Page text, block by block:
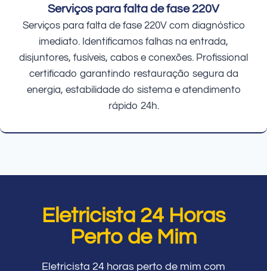
Serviços para falta de fase 220V
Serviços para falta de fase 220V com diagnóstico
imediato. Identificamos falhas na entrada,
disjuntores, fusíveis, cabos e conexões. Profissional
certificado garantindo restauração segura da
energia, estabilidade do sistema e atendimento
rápido 24h.
Eletricista 24 Horas
Perto de Mim
Eletricista 24 horas perto de mim com